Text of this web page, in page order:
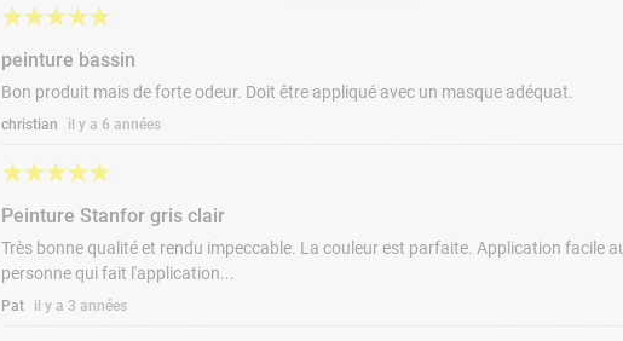
★★★★★
peinture bassin
il y a 6 années
christian
Bon produit mais de forte odeur. Doit être appliqué avec un masque adéquat.
★★★★★
Peinture Stanfor gris clair
il y a 3 années
Pat
Très bonne qualité et rendu impeccable. La couleur est parfaite. Application facile
personne qui fait l'application...